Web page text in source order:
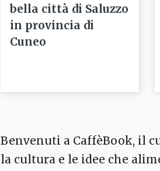
bella città di Saluzzo
in provincia di
Cuneo
Benvenuti a CaffèBook, il
la cultura e le idee che